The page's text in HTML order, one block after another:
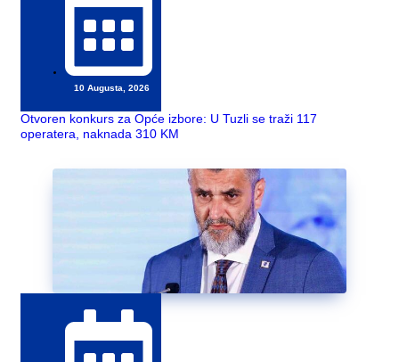
10 Augusta, 2026
Otvoren konkurs za Opće izbore: U Tuzli se traži 117
operatera, naknada 310 KM